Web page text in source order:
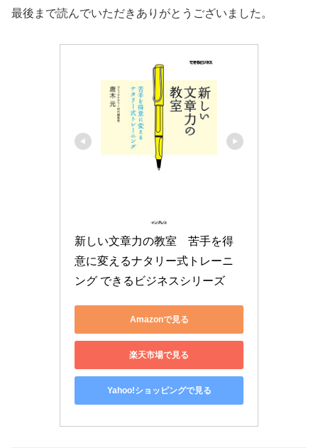
最後まで読んでいただきありがとうございました。
新しい文章力の教室　苦手を得
意に変えるナタリー式トレーニ
ング できるビジネスシリーズ
Amazonで見る
楽天市場で見る
Yahoo!ショッピングで見る